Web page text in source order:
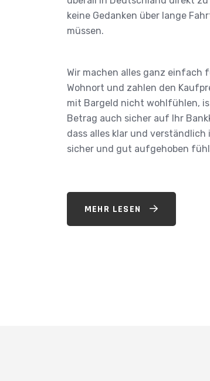
keine Gedanken über lange
müssen.
Wir machen alles ganz einfach
Wohnort und zahlen den
mit Bargeld nicht wohlfühlen,
Betrag auch sicher auf Ihr
dass alles klar und
sicher und gut aufgehoben
MEHR LESEN